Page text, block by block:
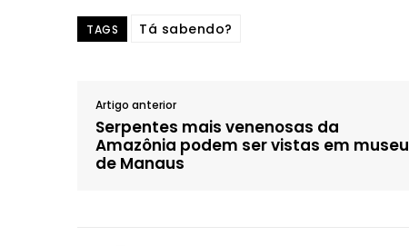
TAGS Tá sabendo?
Artigo anterior
Serpentes mais venenosas da
Amazônia podem ser vistas em museu
de Manaus